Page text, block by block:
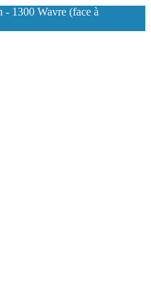
- 1300 Wavre (face à